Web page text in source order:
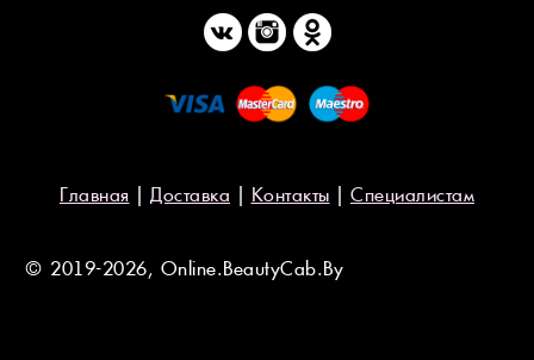
Главная Доставка Контакты Специалистам
© 2019-2026, Online.BeautyCab.By